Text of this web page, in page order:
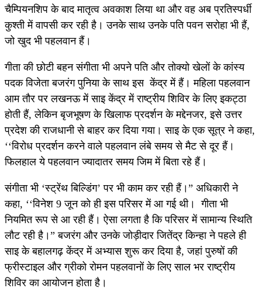
चैम्पियनशिप के बाद मातृत्व अवकाश लिया था और वह अब प्रतिस्पर्धी
कुश्ती में वापसी कर रही है। उनके साथ उनके पति पवन सरोहा भी हैं,
जो खुद भी पहलवान हैं।
गीता की छोटी बहन संगीता भी अपने पति और तोक्यो खेलों के कांस्य
पदक विजेता बजरंग पुनिया के साथ इस केंद्र में हैं। महिला पहलवान
आम तौर पर लखनऊ में साइ केंद्र में राष्ट्रीय शिविर के लिए इकट्ठा
होती हैं, लेकिन बृजभूषण के खिलाफ प्रदर्शन के मद्देनजर, इसे उत्तर
प्रदेश की राजधानी से बाहर कर दिया गया। साइ के एक सूत्र ने कहा,
‘‘विरोध प्रदर्शन करने वाले पहलवान लंबे समय से मैट से दूर हैं।
फिलहाल ये पहलवान ज्यादातर समय जिम में बिता रहे हैं।
संगीता भी ‘स्ट्रेंथ बिल्डिंग’ पर भी काम कर रही हैं।” अधिकारी ने
कहा, ‘‘विनेश 9 जून को ही इस परिसर में आ गई थी। गीता भी
नियमित रूप से आ रही हैं। ऐसा लगता है कि परिसर में सामान्य स्थिति
लौट रही है।” बजरंग और उनके जोड़ीदार जितेंद्र किन्हा ने पहले ही
साइ के बहालगढ़ केंद्र में अभ्यास शुरू कर दिया है, जहां पुरुषों की
फ्रीस्टाइल और ग्रीको रोमन पहलवानों के लिए साल भर राष्ट्रीय
शिविर का आयोजन होता है।